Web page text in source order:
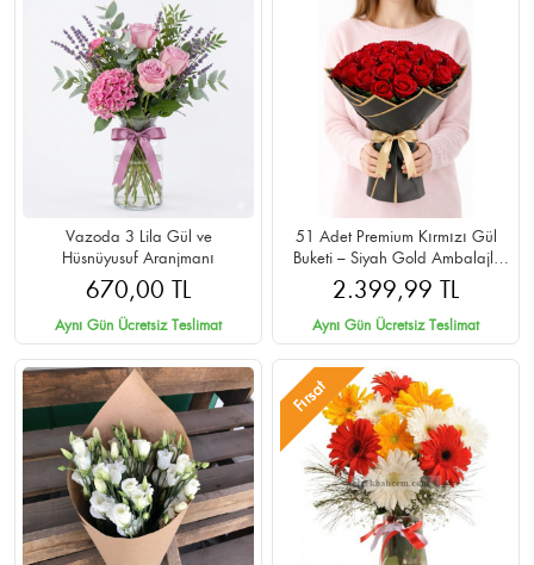
Vazoda 3 Lila Gül ve
Hüsnüyusuf Aranjmanı
670,00 TL
Aynı Gün Ücretsiz Teslimat
51 Adet Premium Kırmızı Gül
Buketi – Siyah Gold Ambalajlı
Cipsolu
2.399,99 TL
Aynı Gün Ücretsiz Teslimat
Fırsat